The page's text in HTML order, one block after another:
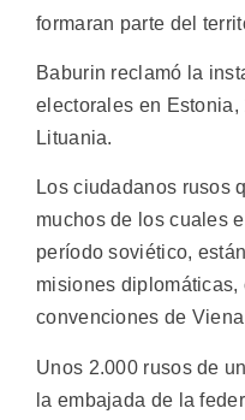
formaran parte del
Baburin reclamó la
electorales en
Lituania.
Los ciudadanos rusos
muchos de los cuales
período soviético,
misiones
convenciones de
Unos 2.000 rusos de
la embajada de la